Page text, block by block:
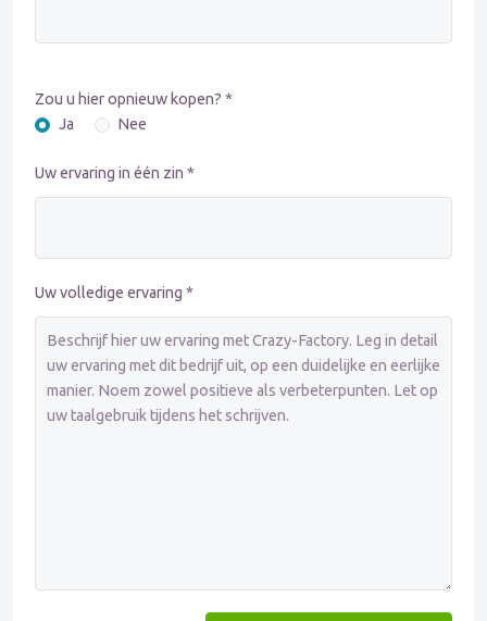
Zou u hier opnieuw kopen? *
Ja
Nee
Uw ervaring in één zin *
Uw volledige ervaring *